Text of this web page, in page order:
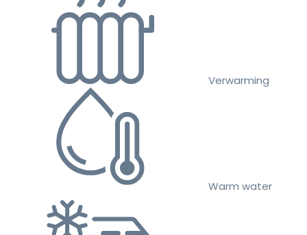
Verwarming
Warm water